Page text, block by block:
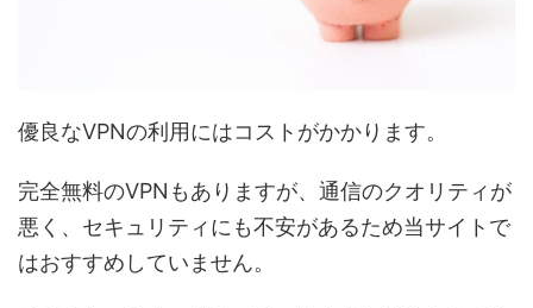
優良なVPNの利用にはコストがかかります。
完全無料のVPNもありますが、通信のクオリティが
悪く、セキュリティにも不安があるため当サイトで
はおすすめしていません。